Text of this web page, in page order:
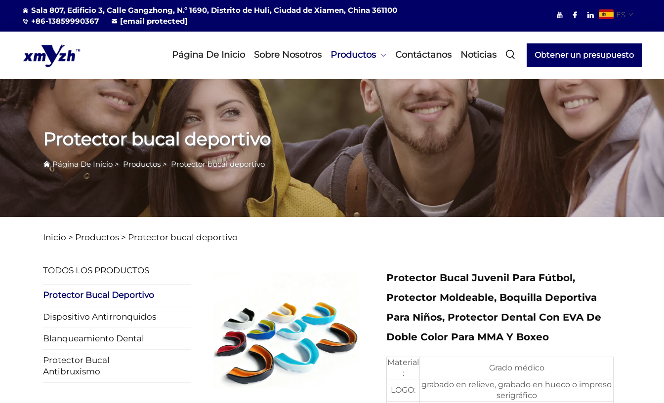
Sala 807, Edificio 3, Calle Gangzhong, N.º 1690, Distrito de Huli, Ciudad de Xiamen, China 361100
+86-13859990367
[email protected]
ES
Página De Inicio Sobre Nosotros Productos Contáctanos Noticias Obtener un presupuesto
Protector bucal deportivo
Página De Inicio > Productos > Protector bucal deportivo
Inicio > Productos > Protector bucal deportivo
TODOS LOS PRODUCTOS
Protector Bucal Deportivo
Dispositivo Antirronquidos
Blanqueamiento Dental
Protector Bucal
Antibruxismo
Protector Bucal Juvenil Para Fútbol,
Protector Moldeable, Boquilla Deportiva
Para Niños, Protector Dental Con EVA De
Doble Color Para MMA Y Boxeo
Material
:
Grado médico
LOGO:
grabado en relieve, grabado en hueco o impreso
serigráfico